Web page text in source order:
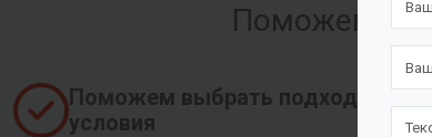
Поможем
Поможем выбрать подходящие
условия